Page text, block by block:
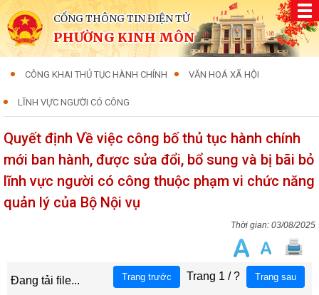
CỔNG THÔNG TIN ĐIỆN TỬ
PHƯỜNG KINH MÔN
CÔNG KHAI THỦ TỤC HÀNH CHÍNH VĂN HOÁ XÃ HỘI
LĨNH VỰC NGƯỜI CÓ CÔNG
Quyết định Về việc công bố thủ tục hành chính
mới ban hành, được sửa đổi, bổ sung và bị bãi bỏ
lĩnh vực người có công thuộc phạm vi chức năng
quản lý của Bộ Nội vụ
03/08/2025